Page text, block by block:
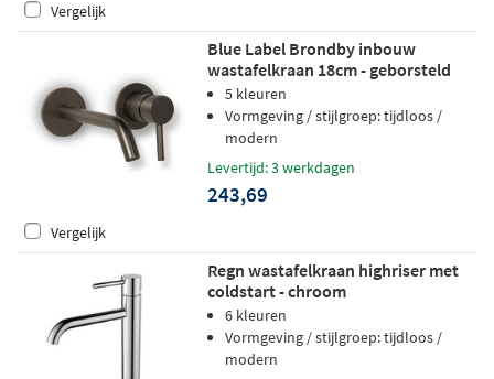
Vergelijk
Blue Label Brondby inbouw
wastafelkraan 18cm - geborsteld
gunmetal PVD
5 kleuren
Vormgeving / stijlgroep: tijdloos /
modern
Levertijd: 3 werkdagen
243,69
Vergelijk
Regn wastafelkraan highriser met
coldstart - chroom
6 kleuren
Vormgeving / stijlgroep: tijdloos /
modern